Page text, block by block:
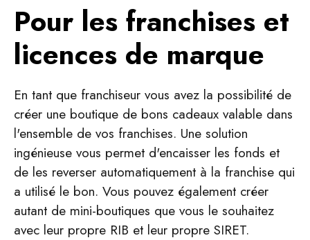
Pour les franchises et
licences de marque
En tant que franchiseur vous avez la possibilité de
créer une boutique de bons cadeaux valable dans
l'ensemble de vos franchises. Une solution
ingénieuse vous permet d'encaisser les fonds et
de les reverser automatiquement à la franchise qui
a utilisé le bon. Vous pouvez également créer
autant de mini-boutiques que vous le souhaitez
avec leur propre RIB et leur propre SIRET.